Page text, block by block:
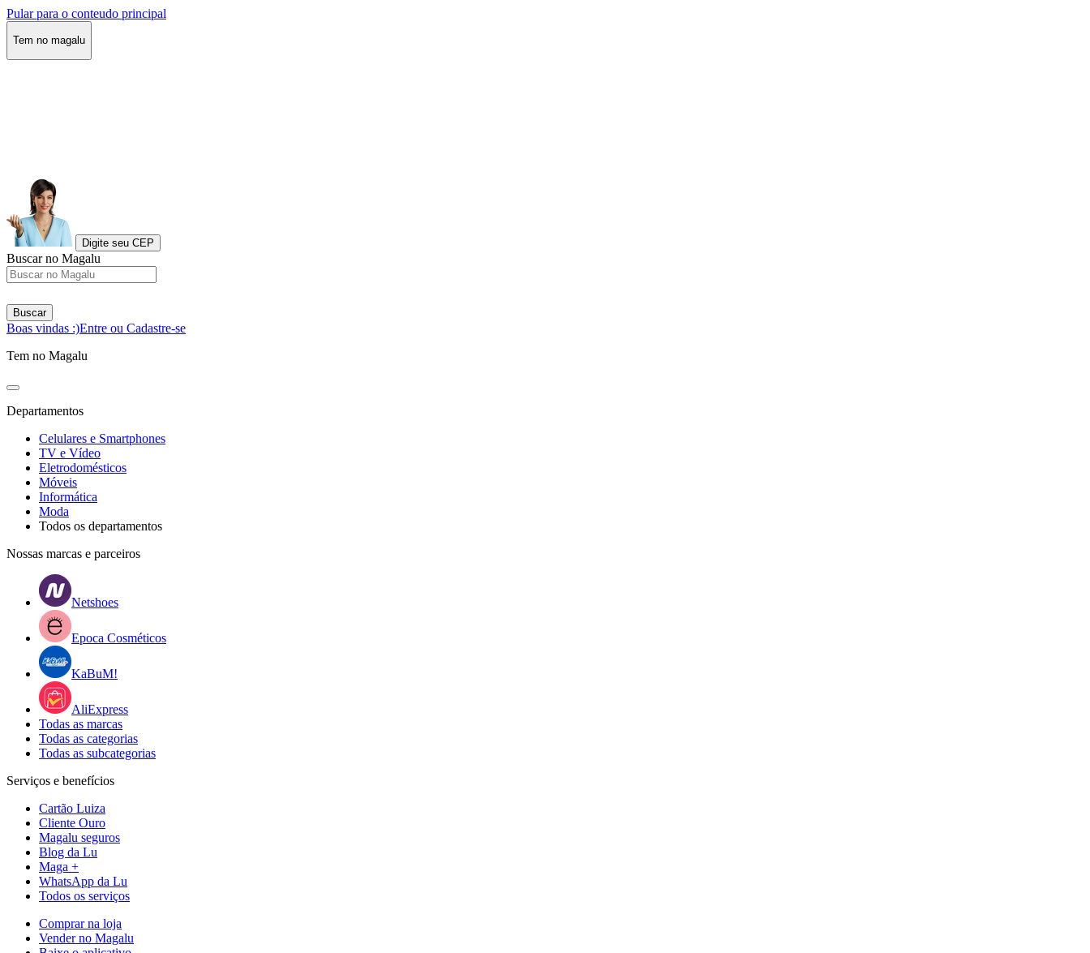
Pular para o conteudo principal
Tem no magalu
Digite seu CEP
Buscar no Magalu
Buscar
Boas vindas :)Entre ou Cadastre-se
Tem no Magalu
Departamentos
Celulares e Smartphones
TV e Vídeo
Eletrodomésticos
Móveis
Informática
Moda
Todos os departamentos
Nossas marcas e parceiros
Netshoes
Epoca Cosméticos
KaBuM!
AliExpress
Todas as marcas
Todas as categorias
Todas as subcategorias
Serviços e benefícios
Cartão Luiza
Cliente Ouro
Magalu seguros
Blog da Lu
Maga +
WhatsApp da Lu
Todos os serviços
Comprar na loja
Vender no Magalu